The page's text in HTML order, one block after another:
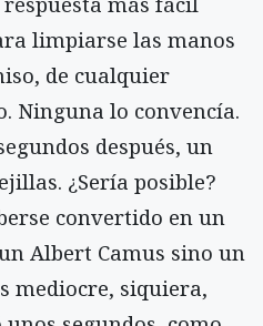
limpiarse las manos
de cualquier
Ninguna lo convencía.
después, un
¿Sería posible?
convertido en un
Albert Camus sino un
mediocre, siquiera,